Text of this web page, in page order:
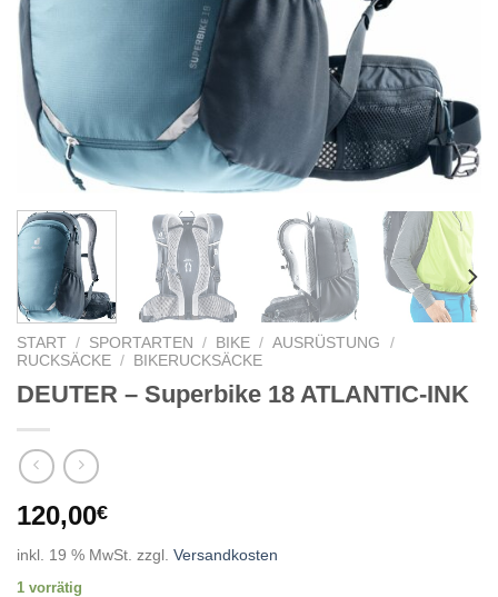
START / SPORTARTEN / BIKE / AUSRÜSTUNG
/
RUCKSÄCKE / BIKERUCKSÄCKE
DEUTER – Superbike 18 ATLANTIC-INK
120,00€
inkl. 19 % MwSt. zzgl. Versandkosten
1 vorrätig